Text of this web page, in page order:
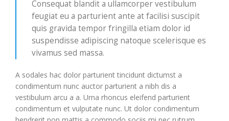
Consequat blandit a ullamcorper vestibulum
feugiat eu a parturient ante at facilisi suscipit
quis gravida tempor fringilla etiam dolor id
suspendisse adipiscing natoque scelerisque es
vivamus sed massa.
A sodales hac dolor parturient tincidunt dictumst a
condimentum nunc auctor parturient a nibh dis a
vestibulum arcu a a. Urna rhoncus eleifend parturient
condimentum et vulputate nunc. Ut dolor condimentum